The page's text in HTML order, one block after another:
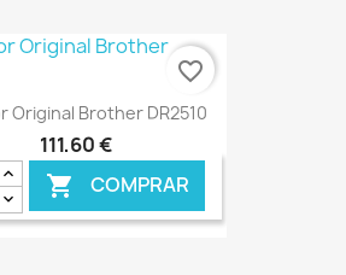
€ ONLINE
Original Brother DR2510
111,60 €
 COMPRAR
favorite_border